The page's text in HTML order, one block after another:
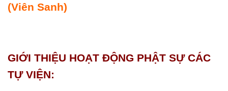
(Viên Sanh)
GIỚI THIỆU HOẠT ÐỘNG PHẬT SỰ CÁC
TỰ VIỆN: